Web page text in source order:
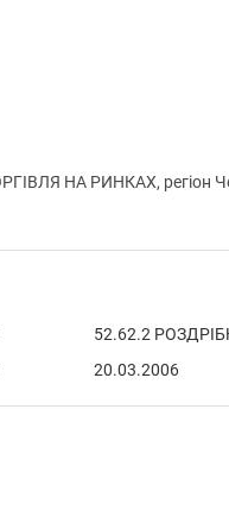
НА РИНКАХ, регіон
52.62.2
20.03.2006